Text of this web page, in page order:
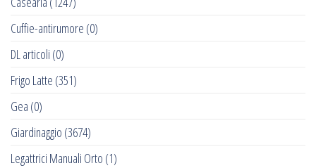
Cuffie-antirumore (0)
DL articoli (0)
Frigo Latte (351)
Gea (0)
Giardinaggio (3674)
Legattrici Manuali Orto (1)